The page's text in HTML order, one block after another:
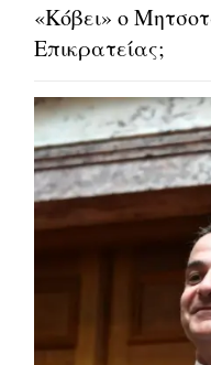
«Κόβει» ο
Επικρατείας;